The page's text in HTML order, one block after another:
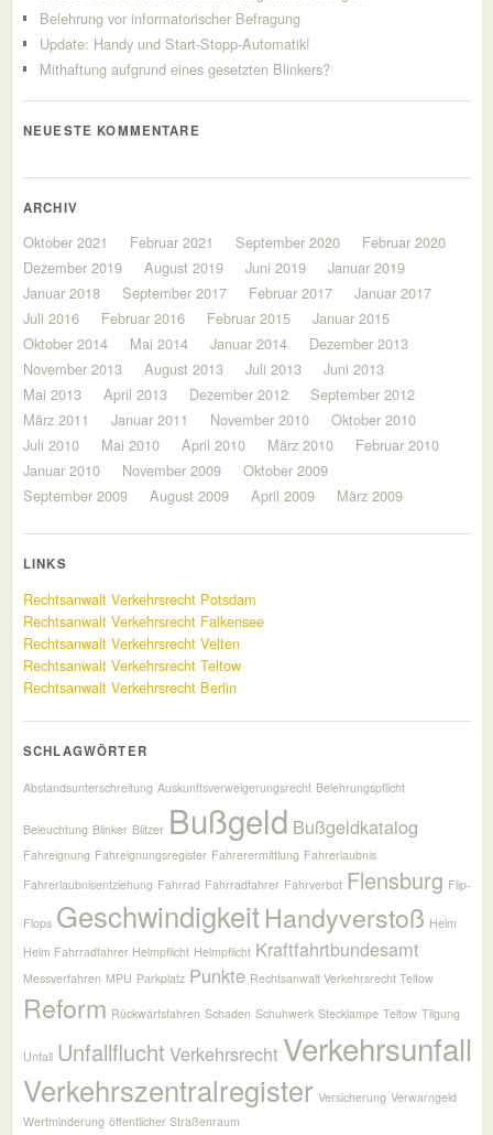
Belehrung vor informatorischer Befragung
Update: Handy und Start-Stopp-Automatik!
Mithaftung aufgrund eines gesetzten Blinkers?
NEUESTE KOMMENTARE
ARCHIV
Oktober 2021 Februar 2021 September 2020
Februar 2020
Dezember 2019
August 2019 Juni 2019
Januar 2019
Januar 2018
September 2017 Februar 2017
Januar 2017
Juli 2016
Februar 2016 Februar 2015
Januar 2015
Oktober 2014
Mai 2014 Januar 2014
Dezember 2013
November 2013
August 2013 Juli 2013
Juni 2013
Mai 2013
April 2013 Dezember 2012
September 2012
März 2011
Januar 2011 November 2010
Oktober 2010
Juli 2010
Mai 2010 April 2010 März 2010
Februar 2010
Januar 2010
November 2009
Oktober 2009
September 2009
August 2009 April 2009 März 2009
LINKS
Rechtsanwalt Verkehrsrecht Potsdam
Rechtsanwalt Verkehrsrecht Falkensee
Rechtsanwalt Verkehrsrecht Velten
Rechtsanwalt Verkehrsrecht Teltow
Rechtsanwalt Verkehrsrecht Berlin
SCHLAGWÖRTER
Abstandsunterschreitung Auskunftsverweigerungsrecht Belehrungspflicht
Beleuchtung Blinker Blitzer Bußgeld Bußgeldkatalog
Fahreignung Fahreignungsregister Fahrerermittlung Fahrerlaubnis
Fahrerlaubnisentziehung Fahrrad Fahrradfahrer Fahrverbot Flensburg Flip-
Flops GeschwindigkeitHandyverstoß Helm
Helm Fahrradfahrer Helmpflicht Helmpflicht Kraftfahrtbundesamt
Messverfahren MPU Parkplatz Punkte Rechtsanwalt Verkehrsrecht Teltow
Reform Rückwärtsfahren Schaden Schuhwerk Stecklampe Teltow Tilgung
Unfall Unfallflucht Verkehrsrecht Verkehrsunfall
Verkehrszentralregister Versicherung Verwarngeld
Wertminderung öffentlicher Straßenraum